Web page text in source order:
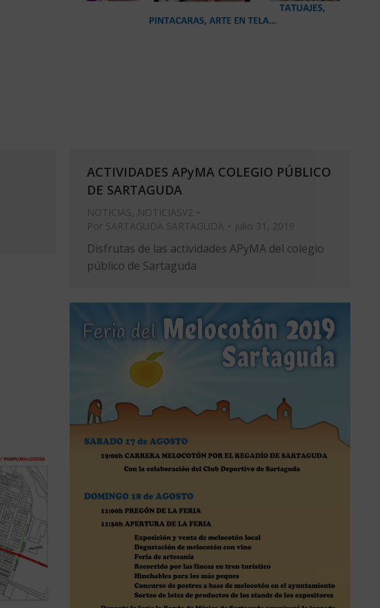
ACTIVIDADES APyMA COLEGIO PÚBLICO
DE SARTAGUDA
NOTICIAS, NOTICIASV2
Por SARTAGUDA SARTAGUDA julio 31, 2019
Disfrutas de las actividades APyMA del colegio
público de Sartaguda